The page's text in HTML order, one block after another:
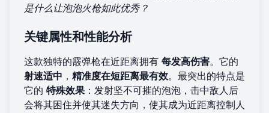
是什么让泡泡火枪如此优秀？
关键属性和性能分析
这款独特的霰弹枪在近距离拥有 每发高伤害。它的
射速适中 ， 精准度在短距离最有效。最突出的特点是
它的 特殊效果 ：发射坚不可摧的泡泡，击中敌人后
会将其困住并使其迷失方向，使其成为近距离控制人